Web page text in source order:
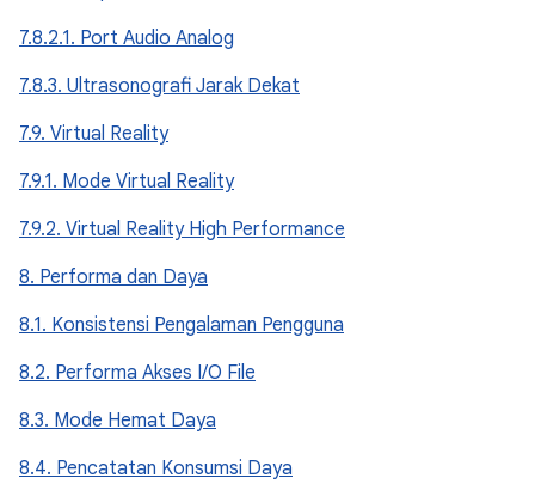
7.8.2.1. Port Audio Analog
7.8.3. Ultrasonografi Jarak Dekat
7.9. Virtual Reality
7.9.1. Mode Virtual Reality
7.9.2. Virtual Reality High Performance
8. Performa dan Daya
8.1. Konsistensi Pengalaman Pengguna
8.2. Performa Akses I/O File
8.3. Mode Hemat Daya
8.4. Pencatatan Konsumsi Daya